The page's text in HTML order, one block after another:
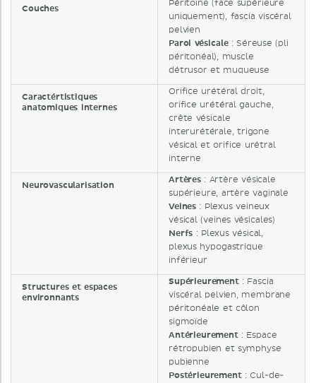
Couches
Péritoine (face supérieure
uniquement), fascia viscéral
pelvien
Paroi vésicale : Séreuse (pli
péritonéal), muscle
détrusor et muqueuse
Caractértistiques
anatomiques internes
Orifice urétéral droit,
orifice urétéral gauche,
crête vésicale
interurétérale, trigone
vésical et orifice urétral
interne
Neurovascularisation
Artères : Artère vésicale
supérieure, artère vaginale
Veines : Plexus veineux
vésical (veines vésicales)
Nerfs : Plexus vésical,
plexus hypogastrique
inférieur
Structures et espaces
environnants
Supérieurement: Fascia
viscéral pelvien, membrane
péritonéale et côlon
sigmoïde
Antérieurement: Espace
rétropubien et symphyse
pubienne
Postérieurement: Cul-de-